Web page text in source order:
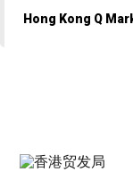
Hong Kong Q